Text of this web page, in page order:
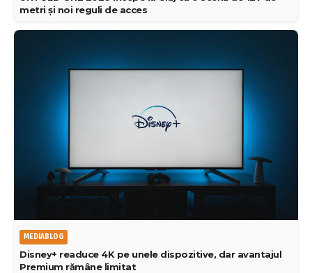
metri și noi reguli de acces
MEDIABLOG
Disney+ readuce 4K pe unele dispozitive, dar avantajul
Premium rămâne limitat